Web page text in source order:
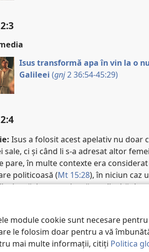
module cookie sunt necesare
le folosim doar pentru a vă
mai multe informații, citiți Politica
Isus transformă apa în vin la o
Galileei (gnj2 36:54-45:29)
Isus a folosit acest apelativ nu doar
sale, ci și când li s-a adresat altor
pare, în multe contexte era
politicoasă (Mt 15:28), în niciun caz
ireverențioasă sau lipsită de
lui Isus; într-o astfel de situație,
aspre sau lipsite de respect. ( Ioa
Isus i s-a adresat mamei sale cu